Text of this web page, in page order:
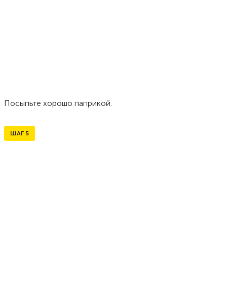
Посыпьте хорошо паприкой.
ШАГ 5